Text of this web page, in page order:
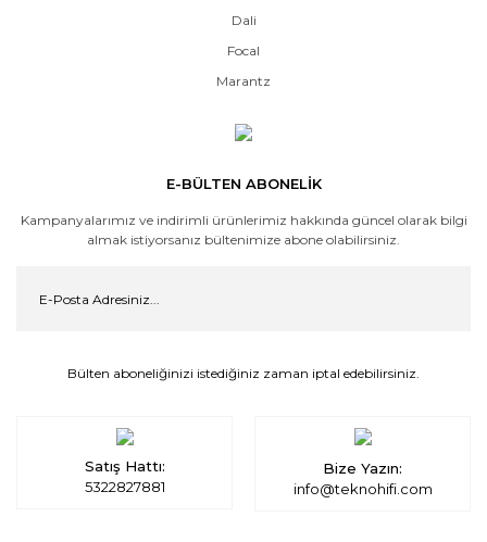
Dali
Focal
Marantz
E-BÜLTEN ABONELİK
Kampanyalarımız ve indirimli ürünlerimiz hakkında güncel olarak bilgi
almak istiyorsanız bültenimize abone olabilirsiniz.
Bülten aboneliğinizi istediğiniz zaman iptal edebilirsiniz.
Satış Hattı:
5322827881
Bize Yazın:
info@teknohifi.com